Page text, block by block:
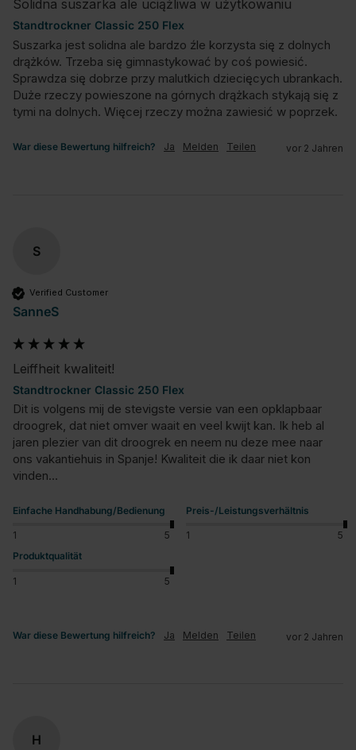
Solidna suszarka ale uciążliwa w użytkowaniu
Standtrockner Classic 250 Flex
Suszarka jest solidna ale bardzo źle korzysta się z dolnych
drążków. Trzeba się gimnastykować by coś powiesić.
Sprawdza się dobrze przy malutkich dziecięcych ubrankach.
Duże rzeczy powieszone na górnych drążkach stykają się z
tymi na dolnych. Więcej rzeczy można zawiesić w poprzek.
War diese Bewertung hilfreich? Ja Melden Teilen vor 2 Jahren
S
Verified Customer
SanneS
Leiffheit kwaliteit!
Standtrockner Classic 250 Flex
Dit is volgens mij de stevigste versie van een opklapbaar
droogrek, dat niet omver waait en veel kwijt kan. Ik heb al
jaren plezier van dit droogrek en neem nu deze mee naar
ons vakantiehuis in Spanje! Kwaliteit die ik daar niet kon
vinden...
Einfache Handhabung/Bedienung
1 5
Preis-/Leistungsverhältnis
1
5
Produktqualität
1 5
War diese Bewertung hilfreich? Ja Melden Teilen vor 2 Jahren
H